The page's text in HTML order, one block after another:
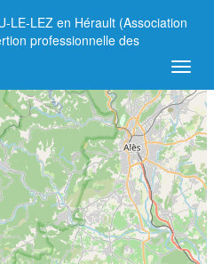
LE-LEZ en Hérault (Association
professionnelle des